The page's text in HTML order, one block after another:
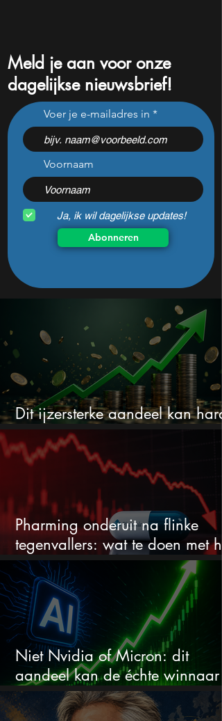
Pharming onderuit na
flinke tegenvallers: wat te
doen met het aandeel?
Meld je aan voor onze
dagelijkse nieuwsbrief!
Voer je e-mailadres in
Voornaam
Ja, ik wil dagelijkse updates!
Abonneren
Dit ijzersterke aandeel kan hard
stijgen maar bijna niemand kijkt
Pharming onderuit na flinke
tegenvallers: wat te doen met
aandeel?
Niet Nvidia of Micron: dit
aandeel kan de échte winnaar
van de AI-race worden